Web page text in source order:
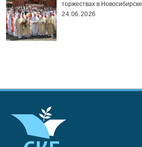
торжествах в Новосибирске
24.06.2026